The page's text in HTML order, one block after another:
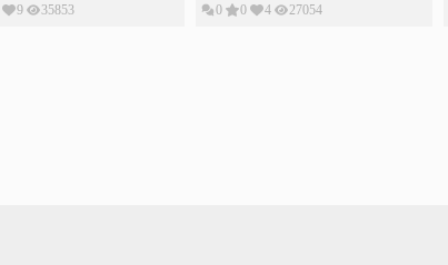
9 35853
0
0 4 27054